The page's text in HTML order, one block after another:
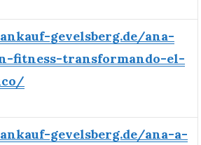
gevelsberg.de/ana-
fitness-transformando-el-
gevelsberg.de/ana-a-